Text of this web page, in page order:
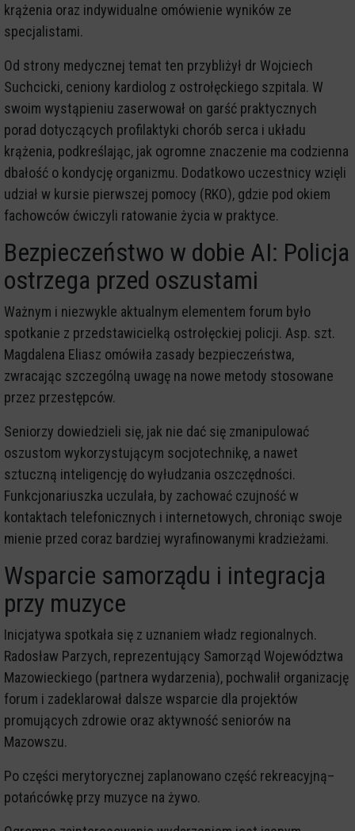
krążenia oraz indywidualne omówienie wyników ze
specjalistami.
Od strony medycznej temat ten przybliżył dr Wojciech
Suchcicki, ceniony kardiolog z ostrołęckiego szpitala. W
swoim wystąpieniu zaserwował on garść praktycznych
porad dotyczących profilaktyki chorób serca i układu
krążenia, podkreślając, jak ogromne znaczenie ma codzienna
dbałość o kondycję organizmu. Dodatkowo uczestnicy wzięli
udział w kursie pierwszej pomocy (RKO), gdzie pod okiem
fachowców ćwiczyli ratowanie życia w praktyce.
Bezpieczeństwo w dobie AI: Policja
ostrzega przed oszustami
Ważnym i niezwykle aktualnym elementem forum było
spotkanie z przedstawicielką ostrołęckiej policji. Asp. szt.
Magdalena Eliasz omówiła zasady bezpieczeństwa,
zwracając szczególną uwagę na nowe metody stosowane
przez przestępców.
Seniorzy dowiedzieli się, jak nie dać się zmanipulować
oszustom wykorzystującym socjotechnikę, a nawet
sztuczną inteligencję do wyłudzania oszczędności.
Funkcjonariuszka uczulała, by zachować czujność w
kontaktach telefonicznych i internetowych, chroniąc swoje
mienie przed coraz bardziej wyrafinowanymi kradzieżami.
Wsparcie samorządu i integracja
przy muzyce
Inicjatywa spotkała się z uznaniem władz regionalnych.
Radosław Parzych, reprezentujący Samorząd Województwa
Mazowieckiego (partnera wydarzenia), pochwalił organizację
forum i zadeklarował dalsze wsparcie dla projektów
promujących zdrowie oraz aktywność seniorów na
Mazowszu.
Po części merytorycznej zaplanowano część rekreacyjną–
potańcówkę przy muzyce na żywo.